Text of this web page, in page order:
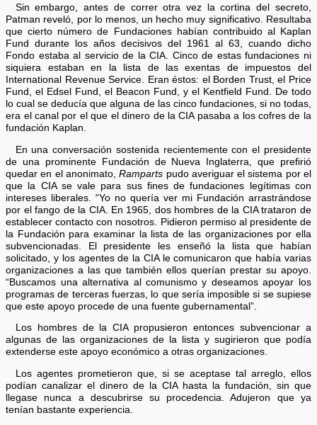
Sin embargo, antes de correr otra vez la cortina del secreto,
Patman reveló, por lo menos, un hecho muy significativo. Resultaba
que cierto número de Fundaciones habían contribuido al Kaplan
Fund durante los años decisivos del 1961 al 63, cuando dicho
Fondo estaba al servicio de la CIA. Cinco de estas fundaciones ni
siquiera estaban en la lista de las exentas de impuestos del
International Revenue Service. Eran éstos: el Borden Trust, el Price
Fund, el Edsel Fund, el Beacon Fund, y el Kentfield Fund. De todo
lo cual se deducía que alguna de las cinco fundaciones, si no todas,
era el canal por el que el dinero de la CIA pasaba a los cofres de la
fundación Kaplan.
En una conversación sostenida recientemente con el presidente
de una prominente Fundación de Nueva Inglaterra, que prefirió
quedar en el anonimato,Ramparts pudo averiguar el sistema por el
que la CIA se vale para sus fines de fundaciones legítimas con
intereses liberales. “Yo no quería ver mi Fundación arrastrándose
por el fango de la CIA. En 1965, dos hombres de la CIA trataron de
establecer contacto con nosotros. Pidieron permiso al presidente de
la Fundación para examinar la lista de las organizaciones por ella
subvencionadas. El presidente les enseñó la lista que habían
solicitado, y los agentes de la CIA le comunicaron que había varias
organizaciones a las que también ellos querían prestar su apoyo.
“Buscamos una alternativa al comunismo y deseamos apoyar los
programas de terceras fuerzas, lo que sería imposible si se supiese
que este apoyo procede de una fuente gubernamental”.
Los hombres de la CIA propusieron entonces subvencionar a
algunas de las organizaciones de la lista y sugirieron que podía
extenderse este apoyo económico a otras organizaciones.
Los agentes prometieron que, si se aceptase tal arreglo, ellos
podían canalizar el dinero de la CIA hasta la fundación, sin que
llegase nunca a descubrirse su procedencia. Adujeron que ya
tenían bastante experiencia.